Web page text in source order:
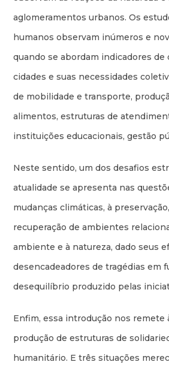
aglomeramentos urbanos. Os
humanos observam inúmeros e
quando se abordam indicadores de
cidades e suas necessidades
de mobilidade e transporte,
alimentos, estruturas de
instituições educacionais, gestão
Neste sentido, um dos desafios
atualidade se apresenta nas
mudanças climáticas, à
recuperação de ambientes
ambiente e à natureza, dado seus
desencadeadores de tragédias em
desequilíbrio produzido pelas
Enfim, essa introdução nos remete
produção de estruturas de
humanitário. E três situações